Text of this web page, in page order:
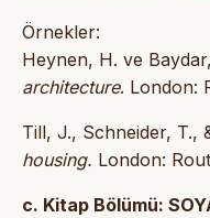
Örnekler:
Heynen, H. ve
architecture. London:
Till, J., Schneider, T.,
housing. London:
c. Kitap Bölümü: